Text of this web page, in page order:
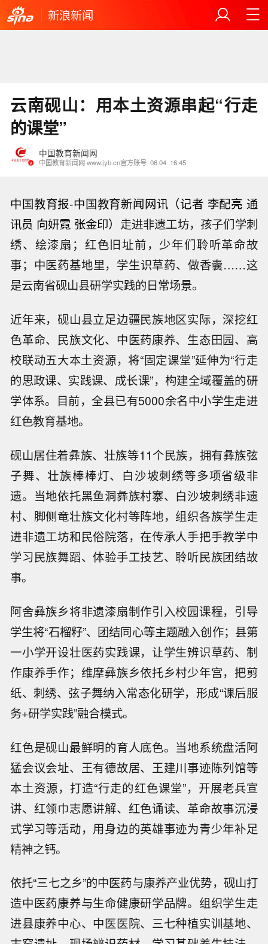
新浪新闻
云南砚山：用本土资源串起“行走
的课堂”
中国教育新闻网
中国教育新闻网 www.jyb.cn官方账号 06.04 16:45
中国教育报-中国教育新闻网讯（记者 李配亮 通
讯员 向妍霓 张金印） 走进非遗工坊，孩子们学刺
绣、绘漆扇；红色旧址前，少年们聆听革命故
事；中医药基地里，学生识草药、做香囊……这
是云南省砚山县研学实践的日常场景。
近年来，砚山县立足边疆民族地区实际，深挖红
色革命、民族文化、中医药康养、生态田园、高
校联动五大本土资源，将“固定课堂”延伸为“行走
的思政课、实践课、成长课”，构建全域覆盖的研
学体系。目前，全县已有5000余名中小学生走进
红色教育基地。
砚山居住着彝族、壮族等11个民族，拥有彝族弦
子舞、壮族棒棒灯、白沙坡刺绣等多项省级非
遗。当地依托黑鱼洞彝族村寨、白沙坡刺绣非遗
村、脚侧竜壮族文化村等阵地，组织各族学生走
进非遗工坊和民俗院落，在传承人手把手教学中
学习民族舞蹈、体验手工技艺、聆听民族团结故
事。
阿舍彝族乡将非遗漆扇制作引入校园课程，引导
学生将“石榴籽”、团结同心等主题融入创作；县第
一小学开设壮医药实践课，让学生辨识草药、制
作康养手作；维摩彝族乡依托乡村少年宫，把剪
纸、刺绣、弦子舞纳入常态化研学，形成“课后服
务+研学实践”融合模式。
红色是砚山最鲜明的育人底色。当地系统盘活阿
猛会议会址、王有德故居、王建川事迹陈列馆等
本土资源，打造“行走的红色课堂”，开展老兵宣
讲、红领巾志愿讲解、红色诵读、革命故事沉浸
式学习等活动，用身边的英雄事迹为青少年补足
精神之钙。
依托“三七之乡”的中医药与康养产业优势，砚山打
造中医药康养与生命健康研学品牌。组织学生走
进县康养中心、中医医院、三七种植实训基地、